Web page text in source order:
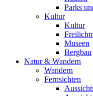
Parks
Kultur
Kultur
Museen
Bergbau
Natur & Wandern
Wandern
Fernsichten